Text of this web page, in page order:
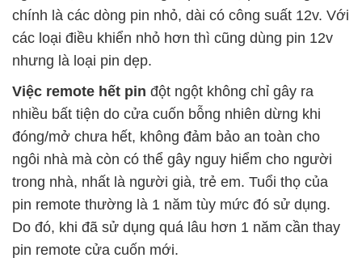
chính là các dòng pin nhỏ, dài có công suất 12v. Với
các loại điều khiển nhỏ hơn thì cũng dùng pin 12v
nhưng là loại pin dẹp.
Việc remote hết pin đột ngột không chỉ gây ra
nhiều bất tiện do cửa cuốn bỗng nhiên dừng khi
đóng/mở chưa hết, không đảm bảo an toàn cho
ngôi nhà mà còn có thể gây nguy hiểm cho người
trong nhà, nhất là người già, trẻ em. Tuổi thọ của
pin remote thường là 1 năm tùy mức đó sử dụng.
Do đó, khi đã sử dụng quá lâu hơn 1 năm cần thay
pin remote cửa cuốn mới.